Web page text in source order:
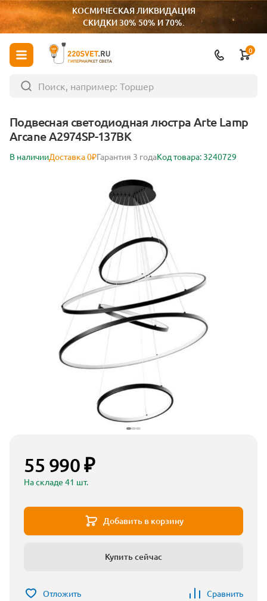
КОСМИЧЕСКАЯ ЛИКВИДАЦИЯ
СКИДКИ 30% 50% И 70%.
ГИПЕРМАРКЕТ СВЕТА
0
Подвесная светодиодная люстра Arte Lamp
Arcane A2974SP-137BK
В наличииДоставка 0₽Гарантия 3 годаКод товара: 3240729
55 990 ₽
На складе 41 шт.
Добавить в корзину
Купить сейчас
Отложить Сравнить